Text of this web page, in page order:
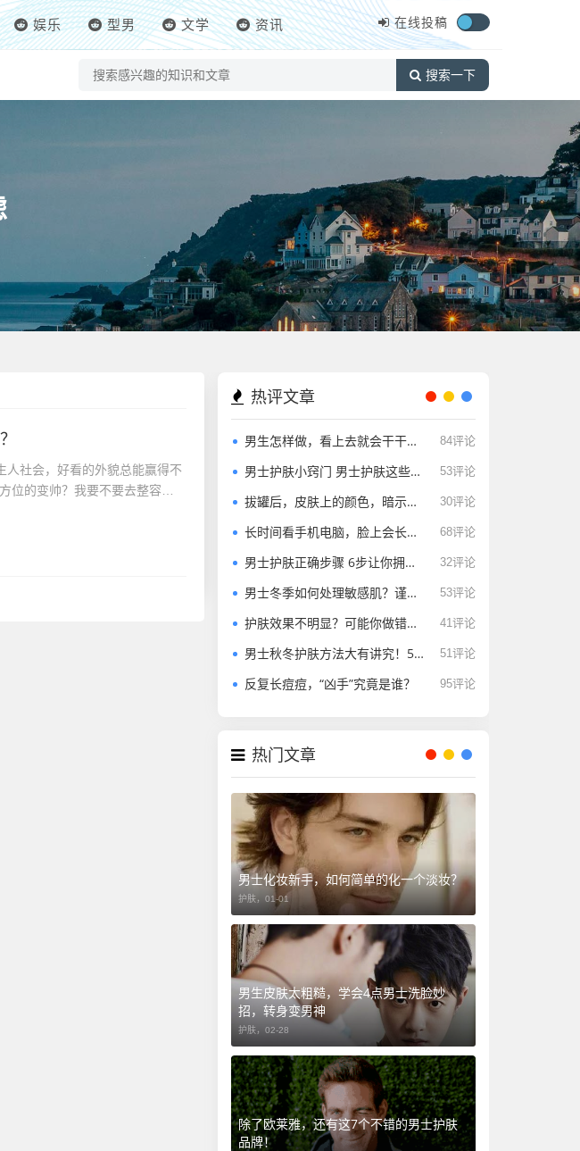
娱乐 型男 文学 资讯 在线投稿
搜索一下
人社会，好看的外貌总能赢得不
位的变帅？我要不要去整容
热评文章
男生怎样做，看上去就会干干净净、不油腻？ 84评论
男士护肤小窍门 男士护肤这些步骤不能省 53评论
拔罐后，皮肤上的颜色，暗示什么？拔罐能治腰痛？ 30评论
长时间看手机电脑，脸上会长斑，是真的吗？ 68评论
男士护肤正确步骤 6步让你拥有好肌肤 32评论
男士冬季如何处理敏感肌？谨记5招巧应对！ 53评论
护肤效果不明显？可能你做错了这几步！ 41评论
男士秋冬护肤方法大有讲究！5个护肤误区，让皮肤越变越糟！ 51评论
反复长痘痘，“凶手”究竟是谁？ 95评论
热门文章
男士化妆新手，如何简单的化一个淡妆？
护肤， 01-01
男生皮肤太粗糙，学会4点男士洗脸妙
招，转身变男神
护肤， 02-28
除了欧莱雅，还有这7个不错的男士护肤
品牌！